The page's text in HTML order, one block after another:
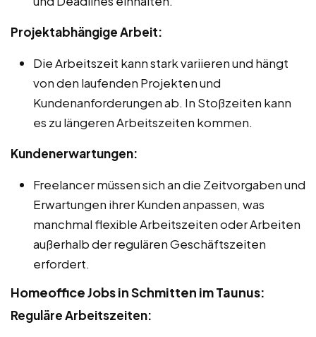
Projektabhängige Arbeit:
Die Arbeitszeit kann stark variieren und hängt
von den laufenden Projekten und
Kundenanforderungen ab. In Stoßzeiten kann
es zu längeren Arbeitszeiten kommen.
Kundenerwartungen:
Freelancer müssen sich an die Zeitvorgaben und
Erwartungen ihrer Kunden anpassen, was
manchmal flexible Arbeitszeiten oder Arbeiten
außerhalb der regulären Geschäftszeiten
erfordert.
Homeoffice Jobs in Schmitten im Taunus:
Reguläre Arbeitszeiten: